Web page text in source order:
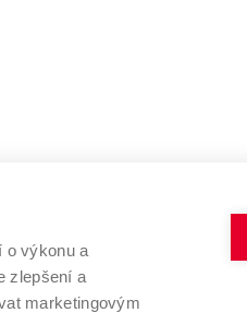
V BRNĚ
o výkonu a
zlepšení a
marketingovým